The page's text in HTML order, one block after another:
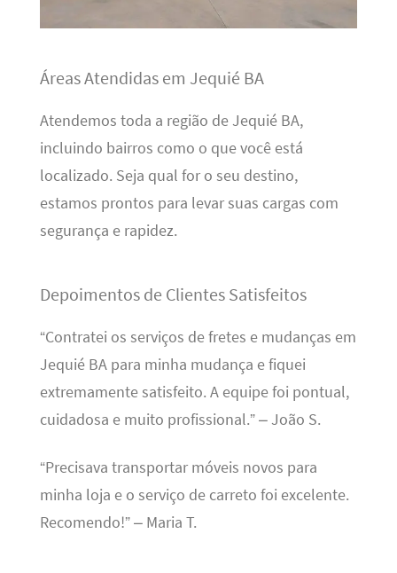
Áreas Atendidas em Jequié BA
Atendemos toda a região de Jequié BA,
incluindo bairros como o que você está
localizado. Seja qual for o seu destino,
estamos prontos para levar suas cargas com
segurança e rapidez.
Depoimentos de Clientes Satisfeitos
“Contratei os serviços de fretes e mudanças em
Jequié BA para minha mudança e fiquei
extremamente satisfeito. A equipe foi pontual,
cuidadosa e muito profissional.” – João S.
“Precisava transportar móveis novos para
minha loja e o serviço de carreto foi excelente.
Recomendo!” – Maria T.